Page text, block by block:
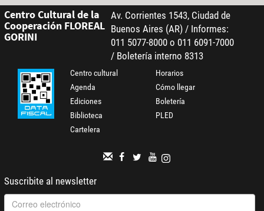
Centro Cultural de la
Cooperación FLOREAL
GORINI
Av. Corrientes 1543, Ciudad de
Buenos Aires (AR) / Informes:
011 5077-8000 o 011 6091-7000
/ Boletería interno 8313
Centro cultural
Agenda
Ediciones
Biblioteca
Cartelera
Horarios
Cómo llegar
Boletería
PLED
Suscribite al newsletter